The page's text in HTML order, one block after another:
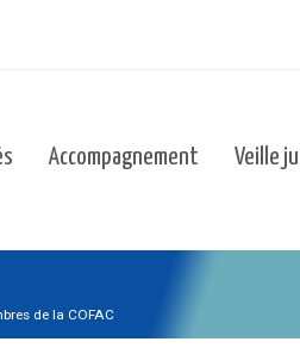
Accompagnement Veille
de la COFAC